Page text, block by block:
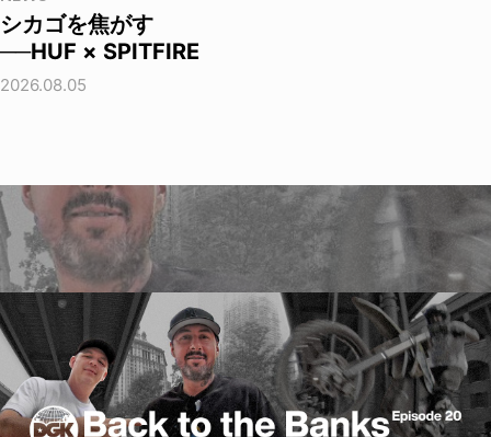
シカゴを焦がす
──HUF × SPITFIRE
2026.08.05